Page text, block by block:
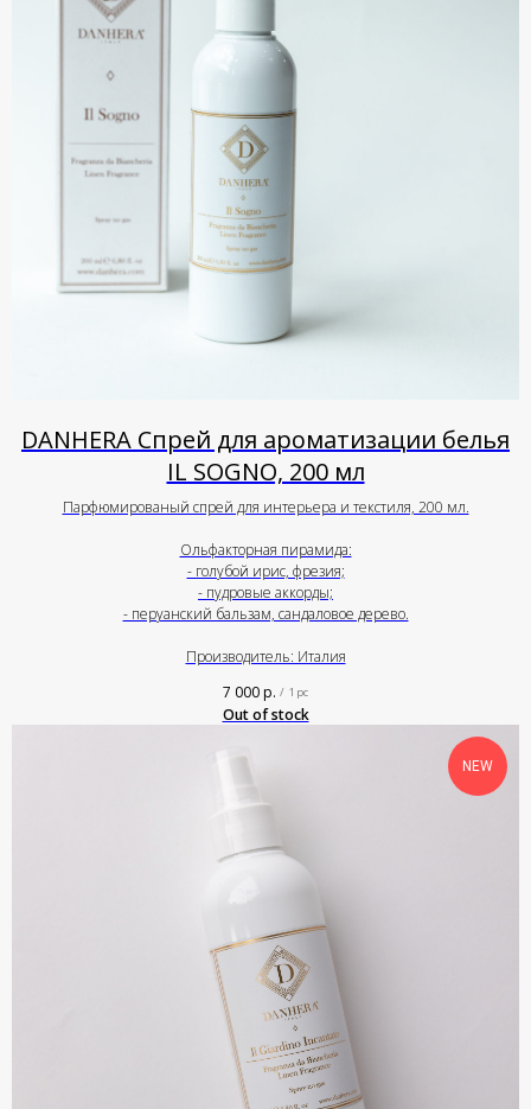
DANHERA Спрей для ароматизации белья
IL SOGNO, 200 мл
Парфюмированый спрей для интерьера и текстиля, 200 мл.
Ольфакторная пирамида:
- голубой ирис, фрезия;
- пудровые аккорды;
- перуанский бальзам, сандаловое дерево.
Производитель: Италия
7 000р. / 1 pc
Out of stock
NEW